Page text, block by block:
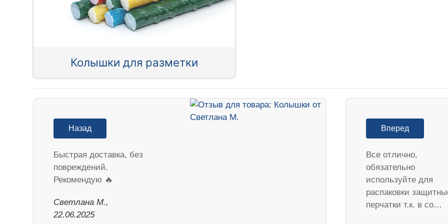
Колышки для разметки
Назад
Быстрая доставка, без
повреждений.
Рекомендую 🔥
Светлана М.,
22.06.2025
Вперед
Все отлично,
обязательно
используйте для
распаковки
перчатки т.к. в со…